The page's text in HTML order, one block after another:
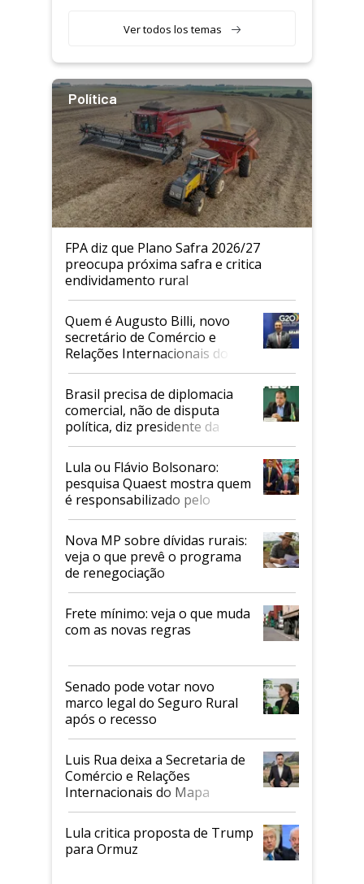
Ver todos los temas
Política
FPA diz que Plano Safra 2026/27
preocupa próxima safra e critica
endividamento rural
Quem é Augusto Billi, novo
secretário de Comércio e
Relações Internacionais do
Mapa
Brasil precisa de diplomacia
comercial, não de disputa
política, diz presidente da
Faesp
Lula ou Flávio Bolsonaro:
pesquisa Quaest mostra quem
é responsabilizado pelo
tarifaço dos EUA
Nova MP sobre dívidas rurais:
veja o que prevê o programa
de renegociação
Frete mínimo: veja o que muda
com as novas regras
Senado pode votar novo
marco legal do Seguro Rural
após o recesso
Luis Rua deixa a Secretaria de
Comércio e Relações
Internacionais do Mapa
Lula critica proposta de Trump
para Ormuz